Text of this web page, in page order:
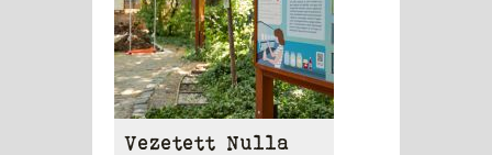
Vezetett Nulla